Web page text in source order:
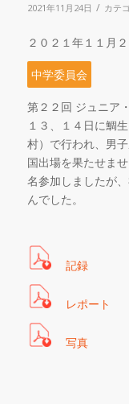
2021年11月24日 / カテ
２０２１年１１月
中学委員会
第２２回 ジュニア
１３、１４日に鯛
村）で行われ、男
国出場を果たせま
名参加しましたが
んでした。
記録
レポート
写真